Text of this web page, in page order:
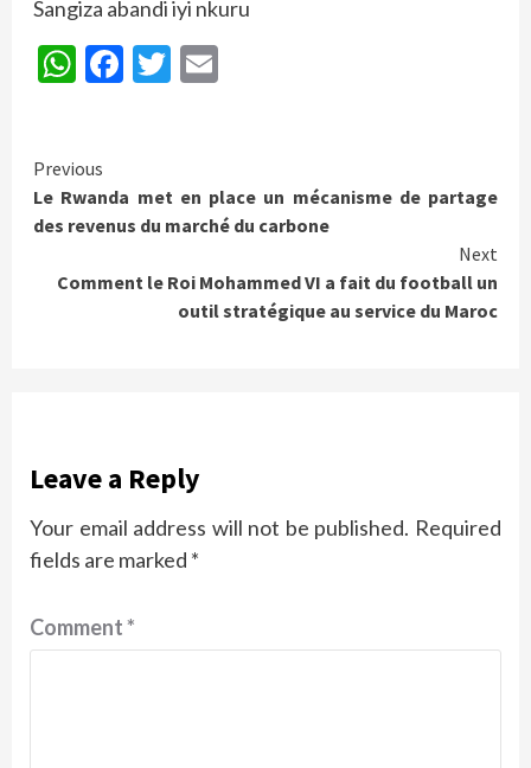
Sangiza abandi iyi nkuru
WhatsApp
Facebook
Twitter
Continue
Reading
Previous
Le Rwanda met en place un mécanisme de partage
des revenus du marché du carbone
Next
Comment le Roi Mohammed VI a fait du football un
outil stratégique au service du Maroc
Leave a Reply
Your email address will not be published. Required
fields are marked *
Comment*